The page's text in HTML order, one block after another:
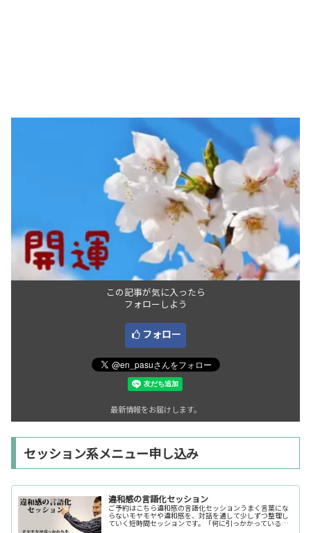
この記事が気に入ったら
フォローしよう
フォロー
最新情報をお届けします。
セッション系メニュー申し込み
違和感の言語化セッション
ご予約はこちら違和感の言語化セッションうまく言葉にな
らないモヤモヤや違和感を、対話を通して少しずつ整理し
ていく短時間セッションです。「何に引っかかっているの